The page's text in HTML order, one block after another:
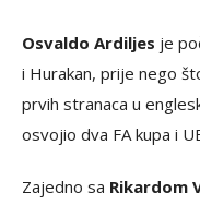
Osvaldo Ardiljes je
i Hurakan, prije nego
prvih stranaca u
osvojio dva FA kupa i
Zajedno sa Rikardom